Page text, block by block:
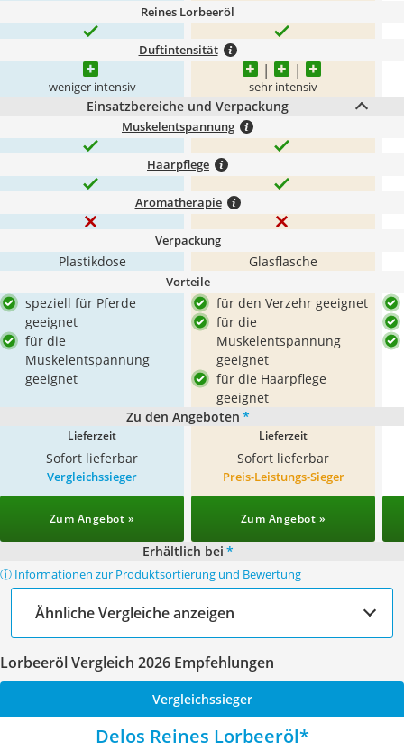
Reines Lorbeeröl
Duftintensität
weniger intensiv sehr intensiv
Einsatzbereiche und Verpackung
Muskelentspannung
Haarpflege
Aromatherapie
Verpackung
Plastikdose Glasflasche
Vorteile
speziell für Pferde
geeignet
für die
Muskelentspannung
geeignet
für den Verzehr geeignet
für die
Muskelentspannung
geeignet
für die Haarpflege
geeignet
Zu den Angeboten *
Lieferzeit
Sofort lieferbar
Lieferzeit
Sofort lieferbar
Vergleichssieger
Zum Angebot »
Preis-Leistungs-Sieger
Zum Angebot »
Erhältlich bei *
ⓘ Informationen zur Produktsortierung und Bewertung
Ähnliche Vergleiche anzeigen
Lorbeeröl Vergleich 2026 Empfehlungen
Vergleichssieger
Delos Reines Lorbeeröl